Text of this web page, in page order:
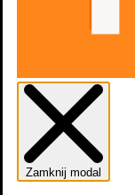
Zamknij modal